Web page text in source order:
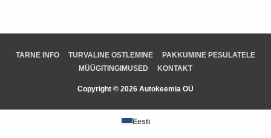
TARNE INFO TURVALINE OSTLEMINE
PAKKUMINE PESULATELE
MÜÜGITINGIMUSED
KONTAKT
Copyright © 2026 Autokeemia OÜ
Eesti